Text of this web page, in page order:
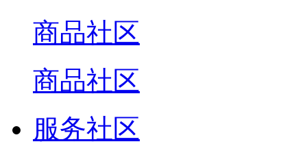
商品社区
商品社区
服务社区